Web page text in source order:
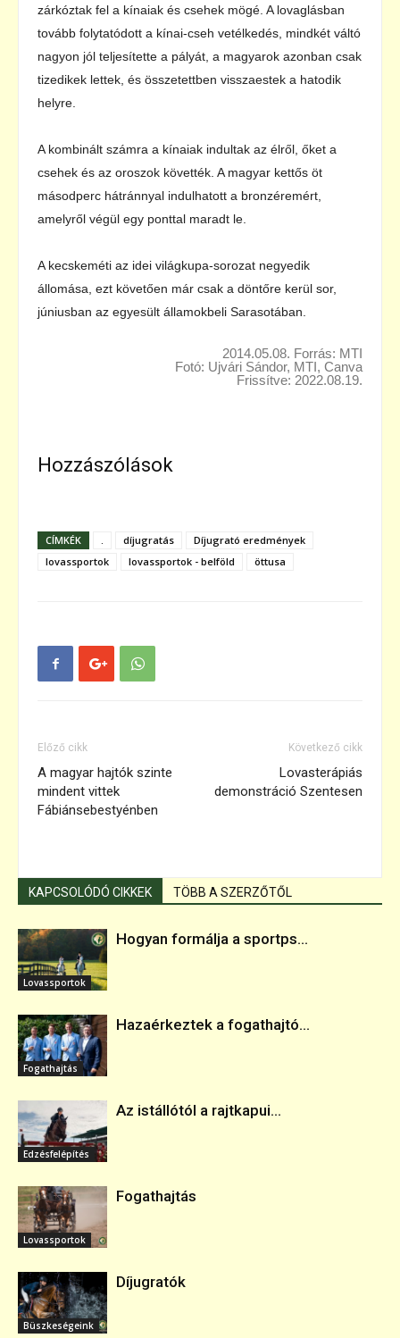
zárkóztak fel a kínaiak és csehek mögé. A lovaglásban
tovább folytatódott a kínai-cseh vetélkedés, mindkét váltó
nagyon jól teljesítette a pályát, a magyarok azonban csak
tizedikek lettek, és összetettben visszaestek a hatodik
helyre.
A kombinált számra a kínaiak indultak az élről, őket a
csehek és az oroszok követték. A magyar kettős öt
másodperc hátránnyal indulhatott a bronzéremért,
amelyről végül egy ponttal maradt le.
A kecskeméti az idei világkupa-sorozat negyedik
állomása, ezt követően már csak a döntőre kerül sor,
júniusban az egyesült államokbeli Sarasotában.
2014.05.08. Forrás: MTI
Fotó: Ujvári Sándor, MTI, Canva
Frissítve: 2022.08.19.
Hozzászólások
CÍMKÉK . díjugratás
Díjugrató eredmények
lovassportok
lovassportok - belföld öttusa
Előző cikk
A magyar hajtók szinte
mindent vittek
Fábiánsebestyénben
Következő cikk
Lovasterápiás
demonstráció Szentesen
KAPCSOLÓDÓ CIKKEK TÖBB A SZERZŐTŐL
Lovassportok
Hogyan formálja a sportps...
Fogathajtás
Hazaérkeztek a fogathajtó...
Edzésfelépítés
Az istállótól a rajtkapui...
Lovassportok
Fogathajtás
Büszkeségeink
Díjugratók